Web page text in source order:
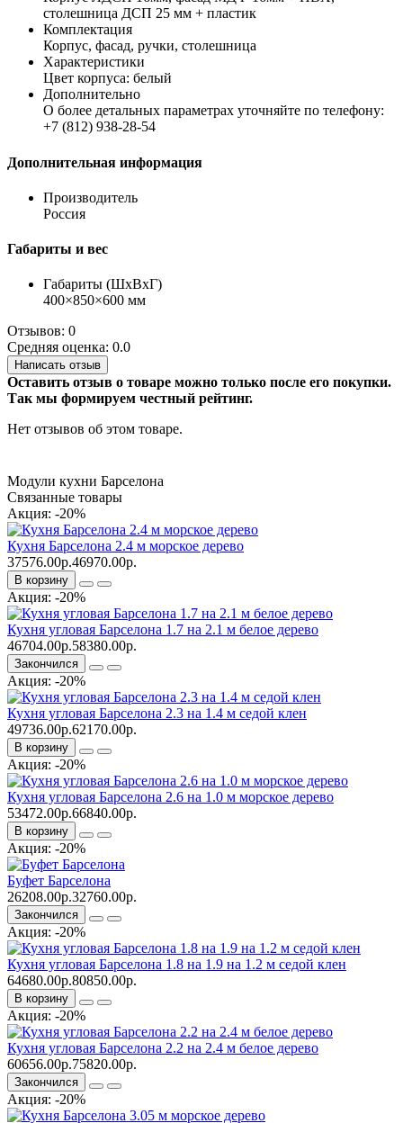
столешница ДСП 25 мм + пластик
Комплектация
Корпус, фасад, ручки, столешница
Характеристики
Цвет корпуса: белый
Дополнительно
О более детальных параметрах уточняйте по телефону:
+7 (812) 938-28-54
Дополнительная информация
Производитель
Россия
Габариты и вес
Габариты (ШхВхГ)
400×850×600 мм
Отзывов: 0
Средняя оценка: 0.0
Написать отзыв
Оставить отзыв о товаре можно только после его покупки.
Так мы формируем честный рейтинг.
Нет отзывов об этом товаре.
Модули кухни Барселона
Связанные товары
Акция: -20%
Кухня Барселона 2.4 м морское дерево
37576.00р.46970.00р.
В корзину
Акция: -20%
Кухня угловая Барселона 1.7 на 2.1 м белое дерево
46704.00р.58380.00р.
Закончился
Акция: -20%
Кухня угловая Барселона 2.3 на 1.4 м седой клен
49736.00р.62170.00р.
В корзину
Акция: -20%
Кухня угловая Барселона 2.6 на 1.0 м морское дерево
53472.00р.66840.00р.
В корзину
Акция: -20%
Буфет Барселона
26208.00р.32760.00р.
Закончился
Акция: -20%
Кухня угловая Барселона 1.8 на 1.9 на 1.2 м седой клен
64680.00р.80850.00р.
В корзину
Акция: -20%
Кухня угловая Барселона 2.2 на 2.4 м белое дерево
60656.00р.75820.00р.
Закончился
Акция: -20%